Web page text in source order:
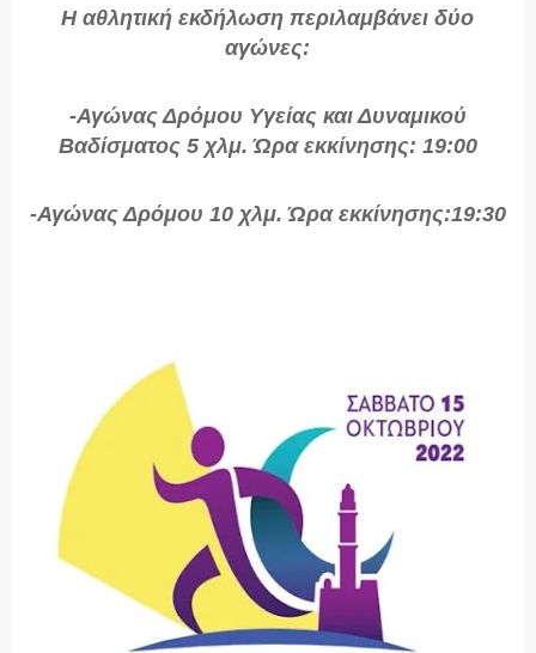
Η αθλητική εκδήλωση περιλαμβάνει δύο
αγώνες:
-Αγώνας Δρόμου Υγείας και Δυναμικού
Βαδίσματος 5 χλμ. Ώρα εκκίνησης: 19:00
-Αγώνας Δρόμου 10 χλμ. Ώρα εκκίνησης:19:30